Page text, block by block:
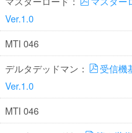
Ver.1.0
MTI 046
デルタデッドマン：
受信機
Ver.1.0
MTI 046